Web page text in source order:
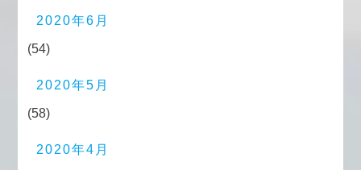
2020年6月
(54)
2020年5月
(58)
2020年4月